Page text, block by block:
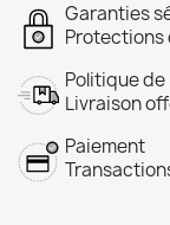
Garanties
Protections
Politique
Livraison
Paiement